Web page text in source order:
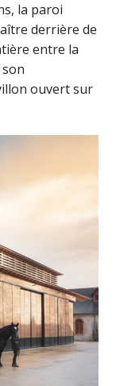
la paroi
derrière de
entre la
ouvert sur